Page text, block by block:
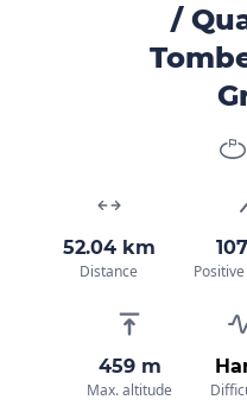
/
52.04 km
Distance
459 m
Max. altitude